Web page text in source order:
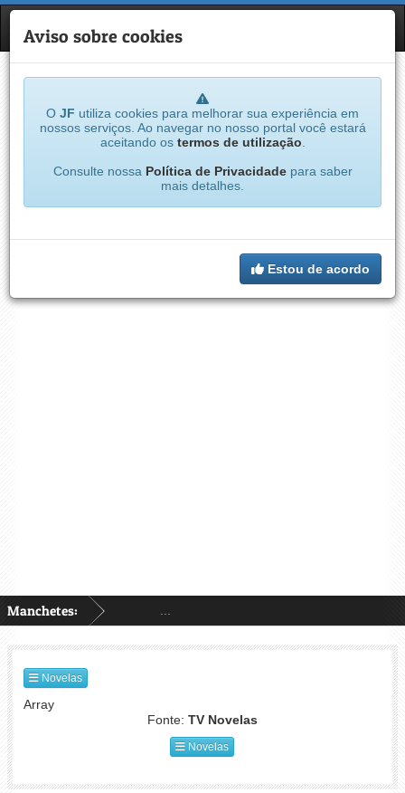
JF
Manchetes:
Aviso sobre cookies
O JF utiliza cookies para melhorar sua experiência em
nossos serviços. Ao navegar no nosso portal você estará
aceitando os termos de utilização
Consulte nossa Política de Privacidadepara saber
mais detalhes.
Estou de acordo
Novelas
Array
Fonte: TV Novelas
Novelas